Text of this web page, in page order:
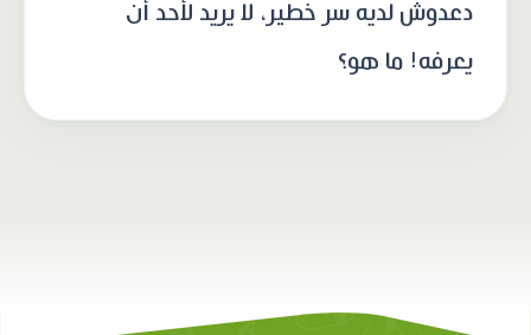
دعدوش لديه سر خطير، لا يريد لأحد أن
يعرفه! ما هو؟